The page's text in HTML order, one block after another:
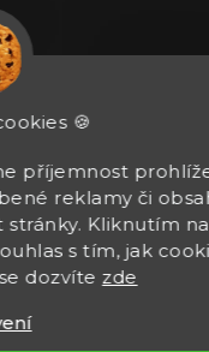
🍪
příjemnost
reklamy či
stránky. Kliknutím na
s tím, jak
dozvíte zde